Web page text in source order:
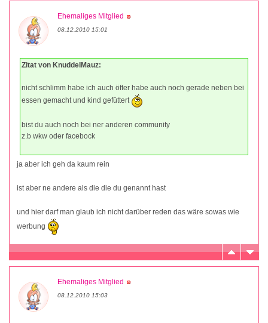
Ehemaliges Mitglied
08.12.2010 15:01
Zitat von KnuddelMauz:
nicht schlimm habe ich auch öfter habe auch noch gerade neben bei
essen gemacht und kind gefüttert
bist du auch noch bei ner anderen community
z.b wkw oder facebock
ja aber ich geh da kaum rein
ist aber ne andere als die die du genannt hast
und hier darf man glaub ich nicht darüber reden das wäre sowas wie
werbung
Ehemaliges Mitglied
08.12.2010 15:03